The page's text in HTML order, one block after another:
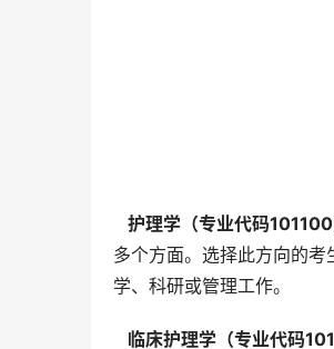
护理学（专业代码101100
多个方面。选择此方向的
学、科研或管理工作。
临床护理学（专业代码